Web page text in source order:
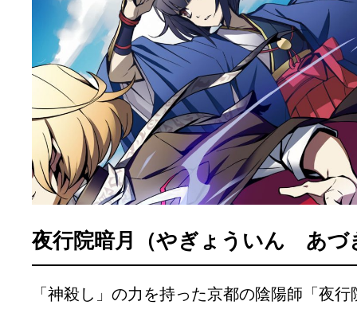
夜行院暗月（やぎょういん あづ
「神殺し」の力を持った京都の陰陽師「夜